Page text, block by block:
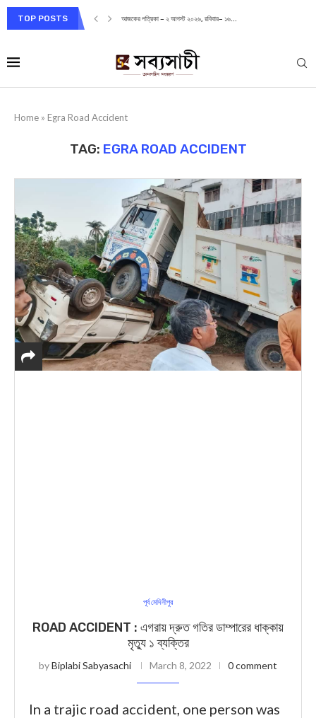
TOP POSTS আজকের পত্রিকা – ২ আগস্ট ২০২৬, রবিবার– ১৬...
Home » Egra Road Accident
TAG: EGRA ROAD ACCIDENT
পূর্ব মেদিনীপুর
ROAD ACCIDENT : এগরায় দ্রুত গতির ডাম্পারের ধাক্কায়
মৃত্যু ১ ব্যক্তির
byBiplabi Sabyasachi March 8, 2022 0 comment
In a trajic road accident, one person was